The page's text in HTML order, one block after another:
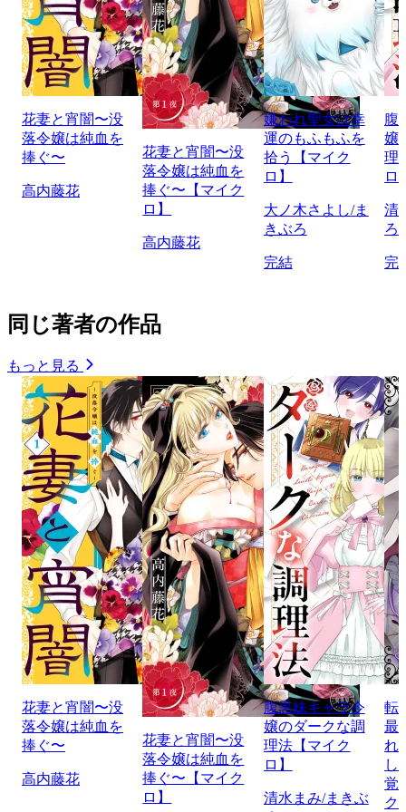
花妻と宵闇〜没
落令嬢は純血を
捧ぐ〜
高内藤花
花妻と宵闇〜没
落令嬢は純血を
捧ぐ〜【マイク
ロ】
高内藤花
嫌われ聖女は幸
運のもふもふを
拾う【マイク
ロ】
大ノ木さよし/ま
きぶろ
完結
腹
嬢
理
ロ
清
ろ
完
同じ著者の作品
もっと見る
花妻と宵闇〜没
落令嬢は純血を
捧ぐ〜
高内藤花
花妻と宵闇〜没
落令嬢は純血を
捧ぐ〜【マイク
ロ】
腹黒妹キャラ令
嬢のダークな調
理法【マイク
ロ】
清水まみ/まきぶ
転
最
れ
し
覚
ク